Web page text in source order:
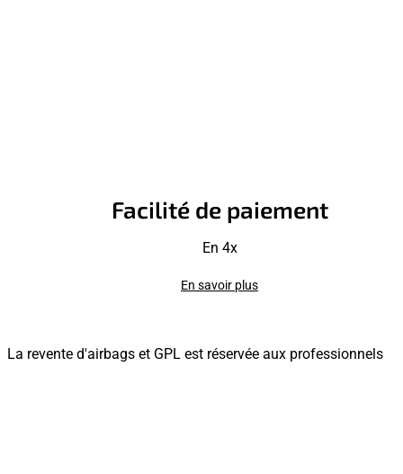
Facilité de paiement
En 4x
En savoir plus
La revente d'airbags et GPL est réservée aux professionnels